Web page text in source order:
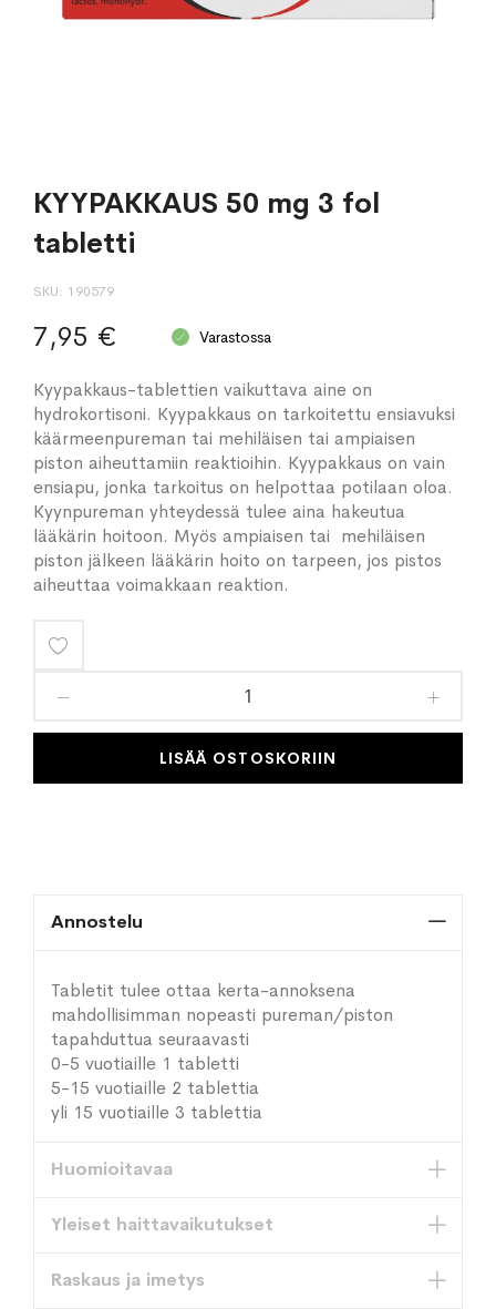
KYYPAKKAUS 50 mg 3 fol
tabletti
SKU 190579
7,95 € Varastossa
Kyypakkaus-tablettien vaikuttava aine on
hydrokortisoni. Kyypakkaus on tarkoitettu ensiavuksi
käärmeenpureman tai mehiläisen tai ampiaisen
piston aiheuttamiin reaktioihin. Kyypakkaus on vain
ensiapu, jonka tarkoitus on helpottaa potilaan oloa.
Kyynpureman yhteydessä tulee aina hakeutua
lääkärin hoitoon. Myös ampiaisen tai mehiläisen
piston jälkeen lääkärin hoito on tarpeen, jos pistos
aiheuttaa voimakkaan reaktion.
toivelistaan
LISÄÄ OSTOSKORIIN
Annostelu
Tabletit tulee ottaa kerta-annoksena
mahdollisimman nopeasti pureman/piston
tapahduttua seuraavasti
0-5 vuotiaille 1 tabletti
5-15 vuotiaille 2 tablettia
yli 15 vuotiaille 3 tablettia
Huomioitavaa
Yleiset haittavaikutukset
Raskaus ja imetys